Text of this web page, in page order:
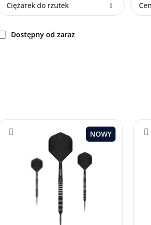
Ciężarek do rzutek
Dostępny od zaraz
NOWY